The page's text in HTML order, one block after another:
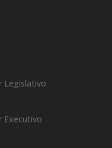
Legislativo
Executivo